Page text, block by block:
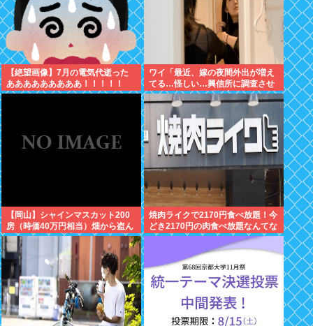
【絶望画像】7月の電気代逝った
あああああああああ！！！！！
ワイ「最近、嫁の夜間外出が増え
てる…怪しい…興信所に調査させ
たろ！」興信所「報告します」⇒
結果www
【岡山】シャインマスカット200
房（時価40万円相当）畑から盗ん
だ疑いで男を逮捕 ネットで販売
焼肉ライクで2170円食べ放題！今
どき2170円の肉食べ放題なんてな
いぞ！